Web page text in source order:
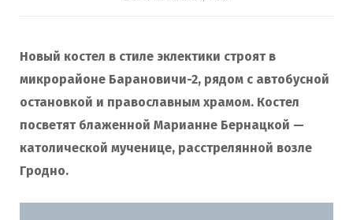
Новый костел в стиле эклектики строят в
микрорайоне Барановичи-2, рядом с автобусной
остановкой и православным храмом. Костел
посветят блаженной Марианне Бернацкой —
католической мученице, расстрелянной возле
Гродно.